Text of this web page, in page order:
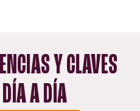
Y CLAVES
A DÍA